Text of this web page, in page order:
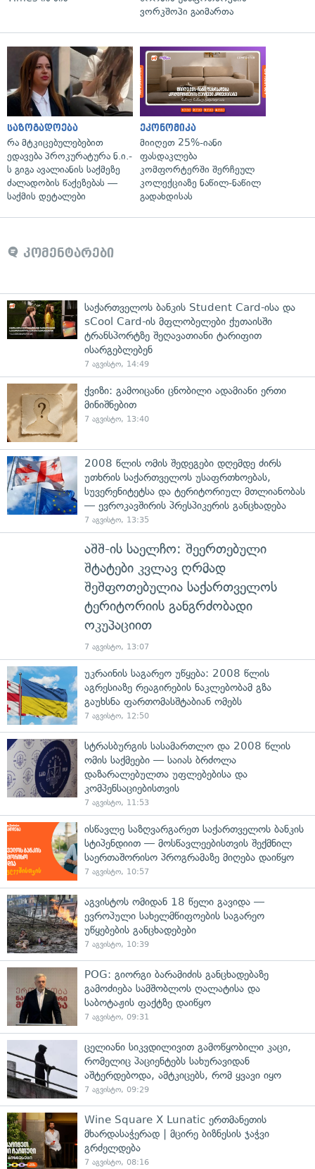
ვორკშოპი გაიმართა
საზოგადოება
რა მტკიცებულებებით
ედავება პროკურატურა ნ.ი.-
ს გიგა ავალიანის საქმეზე
ძალადობის წაქეზებას —
საქმის დეტალები
ეკონომიკა
მიიღეთ 25%-იანი
ფასდაკლება
კომფორტერში შერჩეულ
კოლექციაზე ნაწილ-ნაწილ
გადახდისას
კომენტარები
საქართველოს ბანკის Student Card-ისა და
sCool Card-ის მფლობელები ქუთაისში
ტრანსპორტზე შეღავათიანი ტარიფით
ისარგებლებენ
7 აგვისტო, 14:49
ქვიზი: გამოიცანი ცნობილი ადამიანი ერთი
მინიშნებით
7 აგვისტო, 13:40
2008 წლის ომის შედეგები დღემდე ძირს
უთხრის საქართველოს უსაფრთხოებას,
სუვერენიტეტსა და ტერიტორიულ მთლიანობას
— ევროკავშირის პრესპიკერის განცხადება
7 აგვისტო, 13:35
აშშ-ის საელჩო: შეერთებული
შტატები კვლავ ღრმად
შეშფოთებულია საქართველოს
ტერიტორიის განგრძობადი
ოკუპაციით
7 აგვისტო, 13:07
უკრაინის საგარეო უწყება: 2008 წლის
აგრესიაზე რეაგირების ნაკლებობამ გზა
გაუხსნა ფართომასშტაბიან ომებს
7 აგვისტო, 12:50
სტრასბურგის სასამართლო და 2008 წლის
ომის საქმეები — საიას ბრძოლა
დაზარალებულთა უფლებებისა და
კომპენსაციებისთვის
7 აგვისტო, 11:53
ისწავლე საზღვარგარეთ საქართველოს ბანკის
სტიპენდიით — მოსწავლეებისთვის შექმნილ
საერთაშორისო პროგრამაზე მიღება დაიწყო
7 აგვისტო, 10:57
აგვისტოს ომიდან 18 წელი გავიდა —
ევროპული სახელმწიფოების საგარეო
უწყებების განცხადებები
7 აგვისტო, 10:39
POG: გიორგი ბარამიძის განცხადებაზე
გამოძიება სამშობლოს ღალატისა და
საბოტაჟის ფაქტზე დაიწყო
7 აგვისტო, 09:31
ცელიანი სიკვდილივით გამოწყობილი კაცი,
რომელიც პაციენტებს სახურავიდან
აშტერდებოდა, ამტკიცებს, რომ ყვავი იყო
7 აგვისტო, 09:29
Wine Square X Lunatic ერთმანეთის
მხარდასაჭერად | მცირე ბიზნესის ჯაჭვი
გრძელდება
7 აგვისტო, 08:16